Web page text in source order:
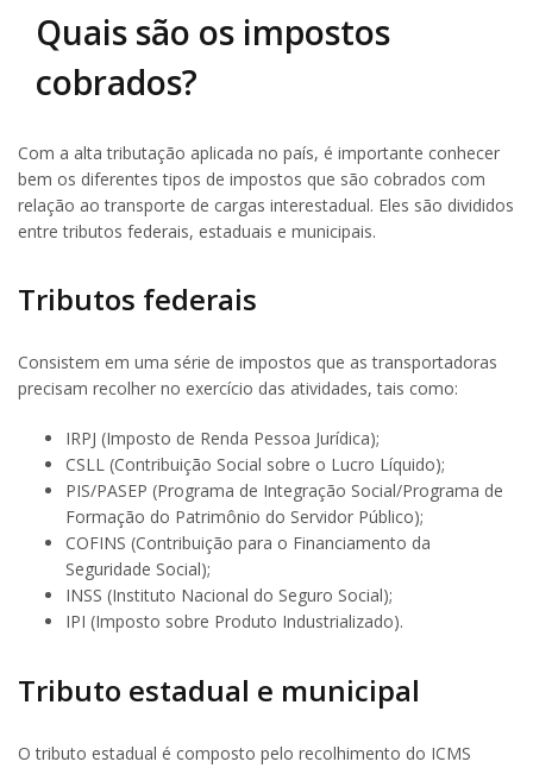
Quais são os impostos
cobrados?
Com a alta tributação aplicada no país, é importante conhecer
bem os diferentes tipos de impostos que são cobrados com
relação ao transporte de cargas interestadual. Eles são divididos
entre tributos federais, estaduais e municipais.
Tributos federais
Consistem em uma série de impostos que as transportadoras
precisam recolher no exercício das atividades, tais como:
IRPJ (Imposto de Renda Pessoa Jurídica);
CSLL (Contribuição Social sobre o Lucro Líquido);
PIS/PASEP (Programa de Integração Social/Programa de
Formação do Patrimônio do Servidor Público);
COFINS (Contribuição para o Financiamento da
Seguridade Social);
INSS (Instituto Nacional do Seguro Social);
IPI (Imposto sobre Produto Industrializado).
Tributo estadual e municipal
O tributo estadual é composto pelo recolhimento do ICMS